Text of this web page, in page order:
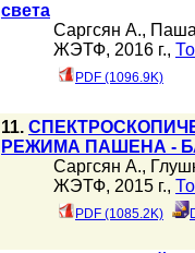
света
Саргсян А.,
ЖЭТФ, 2016 г.,
PDF (1096.9K)
11.
РЕЖИМА ПАШЕНА -
Саргсян А.,
ЖЭТФ, 2015 г.,
PDF (1085.2K)